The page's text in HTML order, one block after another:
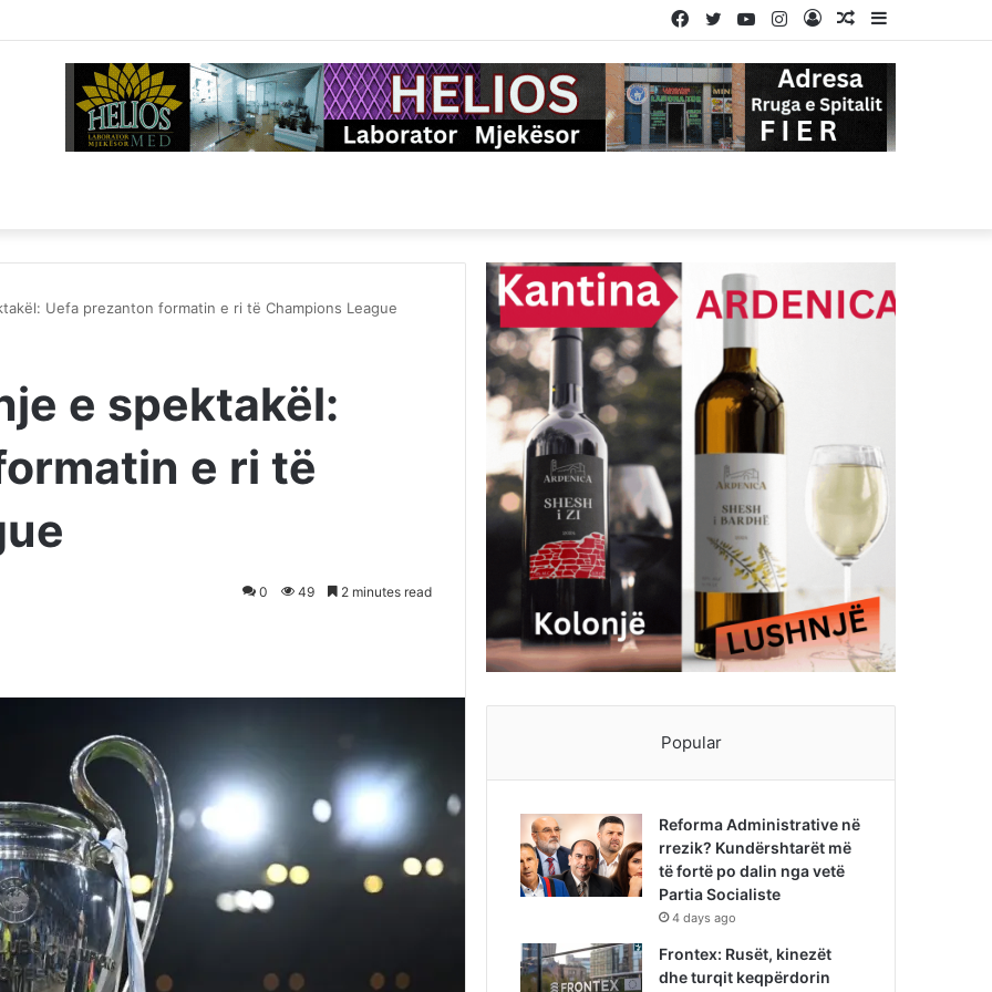
Sidebar
Random
Log
Instagram
YouTube
Twitter
Facebook
Uefa prezanton formatin e ri të Champions League
e spektakël:
e ri të
0 49 2 minutes read
Popular
Reforma Administrative në
rrezik? Kundërshtarët më
të fortë po dalin nga vetë
Partia Socialiste
4 days ago
Frontex: Rusët, kinezët
dhe turqit keqpërdorin